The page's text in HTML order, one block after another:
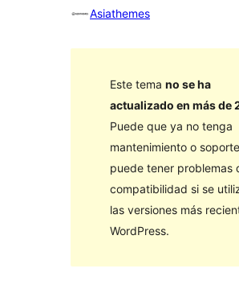
Asiathemes
Este tema no se ha
actualizado en más de
Puede que ya no tenga
mantenimiento o
puede tener problemas
compatibilidad si se
las versiones más
WordPress.